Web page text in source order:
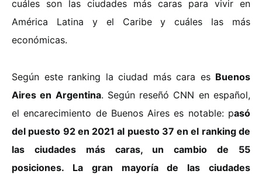
cuáles son las ciudades más caras para vivir en
América Latina y el Caribe y cuáles las más
económicas.
Según este ranking la ciudad más cara es Buenos
Aires en Argentina. Según reseñó CNN en español,
el encarecimiento de Buenos Aires es notable: pasó
del puesto 92 en 2021 al puesto 37 en el ranking de
las ciudades más caras, un cambio de 55
posiciones. La gran mayoría de las ciudades